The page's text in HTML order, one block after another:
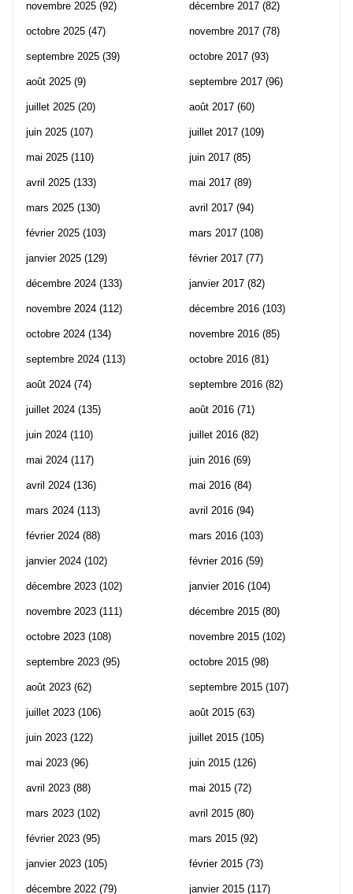
novembre 2025 (92)
octobre 2025 (47)
septembre 2025 (39)
août 2025 (9)
juillet 2025 (20)
juin 2025 (107)
mai 2025 (110)
avril 2025 (133)
mars 2025 (130)
février 2025 (103)
janvier 2025 (129)
décembre 2024 (133)
novembre 2024 (112)
octobre 2024 (134)
septembre 2024 (113)
août 2024 (74)
juillet 2024 (135)
juin 2024 (110)
mai 2024 (117)
avril 2024 (136)
mars 2024 (113)
février 2024 (88)
janvier 2024 (102)
décembre 2023 (102)
novembre 2023 (111)
octobre 2023 (108)
septembre 2023 (95)
août 2023 (62)
juillet 2023 (106)
juin 2023 (122)
mai 2023 (96)
avril 2023 (88)
mars 2023 (102)
février 2023 (95)
janvier 2023 (105)
décembre 2022 (79)
décembre 2017 (82)
novembre 2017 (78)
octobre 2017 (93)
septembre 2017 (96)
août 2017 (60)
juillet 2017 (109)
juin 2017 (85)
mai 2017 (89)
avril 2017 (94)
mars 2017 (108)
février 2017 (77)
janvier 2017 (82)
décembre 2016 (103)
novembre 2016 (85)
octobre 2016 (81)
septembre 2016 (82)
août 2016 (71)
juillet 2016 (82)
juin 2016 (69)
mai 2016 (84)
avril 2016 (94)
mars 2016 (103)
février 2016 (59)
janvier 2016 (104)
décembre 2015 (80)
novembre 2015 (102)
octobre 2015 (98)
septembre 2015 (107)
août 2015 (63)
juillet 2015 (105)
juin 2015 (126)
mai 2015 (72)
avril 2015 (80)
mars 2015 (92)
février 2015 (73)
janvier 2015 (117)